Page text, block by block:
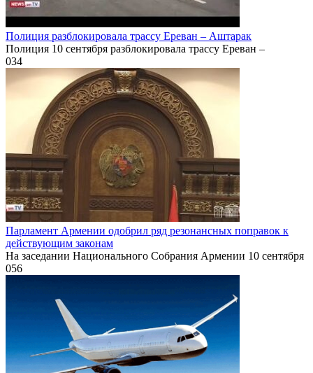
Полиция разблокировала трассу Ереван – Аштарак
Полиция 10 сентября разблокировала трассу Ереван –
034
Парламент Армении одобрил ряд резонансных поправок к
действующим законам
На заседании Национального Собрания Армении 10 сентября
056